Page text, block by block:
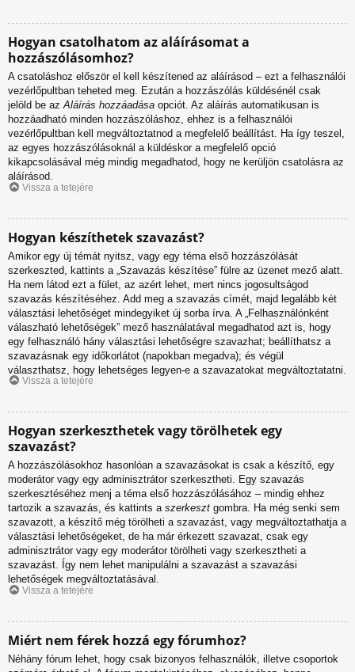
Hogyan csatolhatom az aláírásomat a
hozzászólásomhoz?
A csatoláshoz először el kell készítened az aláírásod – ezt a felhasználói
vezérlőpultban teheted meg. Ezután a hozzászólás küldésénél csak
jelöld be azAláírás hozzáadása opciót. Az aláírás automatikusan is
hozzáadható minden hozzászóláshoz, ehhez is a felhasználói
vezérlőpultban kell megváltoztatnod a megfelelő beállítást. Ha így teszel,
az egyes hozzászólásoknál a küldéskor a megfelelő opció
kikapcsolásával még mindig megadhatod, hogy ne kerüljön csatolásra az
aláírásod.
Vissza a tetejére
Hogyan készíthetek szavazást?
Amikor egy új témát nyitsz, vagy egy téma első hozzászólását
szerkeszted, kattints a „Szavazás készítése” fülre az üzenet mező alatt.
Ha nem látod ezt a fület, az azért lehet, mert nincs jogosultságod
szavazás készítéséhez. Add meg a szavazás címét, majd legalább két
választási lehetőséget mindegyiket új sorba írva. A „Felhasználónként
válaszható lehetőségek” mező használatával megadhatod azt is, hogy
egy felhasználó hány választási lehetőségre szavazhat; beállíthatsz a
szavazásnak egy időkorlátot (napokban megadva); és végül
választhatsz, hogy lehetséges legyen-e a szavazatokat megváltoztatatni.
Vissza a tetejére
Hogyan szerkeszthetek vagy törölhetek egy
szavazást?
A hozzászólásokhoz hasonlóan a szavazásokat is csak a készítő, egy
moderátor vagy egy adminisztrátor szerkesztheti. Egy szavazás
szerkesztéséhez menj a téma első hozzászólásához – mindig ehhez
tartozik a szavazás, és kattints a szerkeszt gombra. Ha még senki sem
szavazott, a készítő még törölheti a szavazást, vagy megváltoztathatja a
választási lehetőségeket, de ha már érkezett szavazat, csak egy
adminisztrátor vagy egy moderátor törölheti vagy szerkesztheti a
szavazást. Így nem lehet manipulálni a szavazást a szavazási
lehetőségek megváltoztatásával.
Vissza a tetejére
Miért nem férek hozzá egy fórumhoz?
Néhány fórum lehet, hogy csak bizonyos felhasználók, illetve csoportok